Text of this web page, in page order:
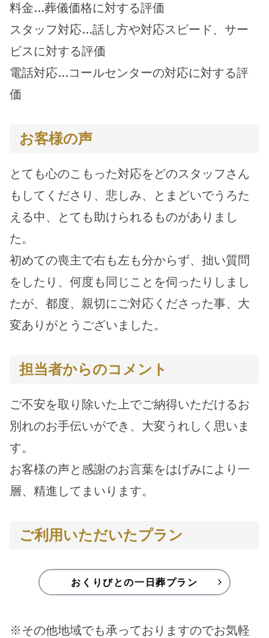
料金…葬儀価格に対する評価
スタッフ対応…話し方や対応スピード、サー
ビスに対する評価
電話対応…コールセンターの対応に対する評
価
お客様の声
とても心のこもった対応をどのスタッフさん
もしてくださり、悲しみ、とまどいでうろた
える中、とても助けられるものがありまし
た。
初めての喪主で右も左も分からず、拙い質問
をしたり、何度も同じことを伺ったりしまし
たが、都度、親切にご対応くださった事、大
変ありがとうございました。
担当者からのコメント
ご不安を取り除いた上でご納得いただけるお
別れのお手伝いができ、大変うれしく思いま
す。
お客様の声と感謝のお言葉をはげみにより一
層、精進してまいります。
ご利用いただいたプラン
おくりびとの一日葬プラン
※その他地域でも承っておりますのでお気軽